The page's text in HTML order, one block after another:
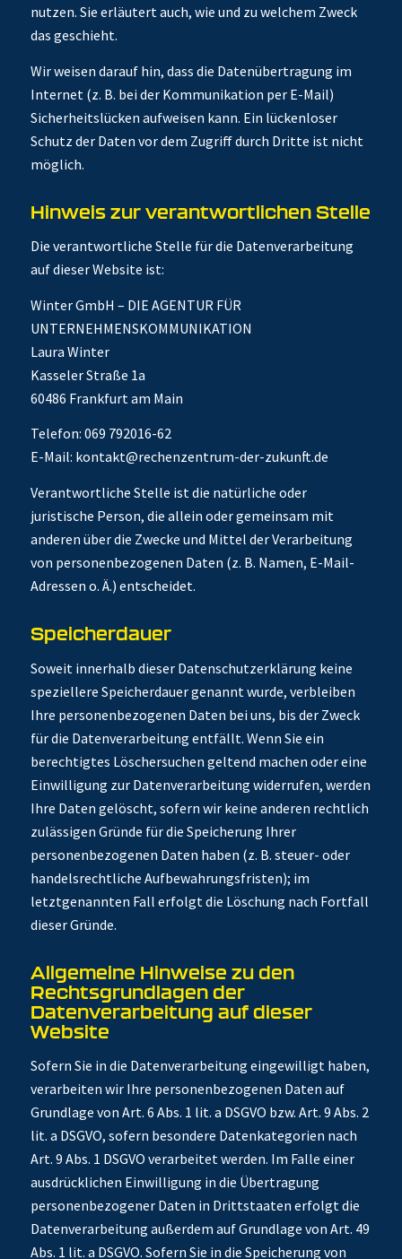
nutzen. Sie erläutert auch, wie und zu welchem Zweck
das geschieht.
Wir weisen darauf hin, dass die Datenübertragung im
Internet (z. B. bei der Kommunikation per E-Mail)
Sicherheitslücken aufweisen kann. Ein lückenloser
Schutz der Daten vor dem Zugriff durch Dritte ist nicht
möglich.
Hinweis zur verantwortlichen Stelle
Die verantwortliche Stelle für die Datenverarbeitung
auf dieser Website ist:
Winter GmbH – DIE AGENTUR FÜR
UNTERNEHMENSKOMMUNIKATION
Laura Winter
Kasseler Straße 1a
60486 Frankfurt am Main
Telefon: 069 792016-62
E-Mail: kontakt@rechenzentrum-der-zukunft.de
Verantwortliche Stelle ist die natürliche oder
juristische Person, die allein oder gemeinsam mit
anderen über die Zwecke und Mittel der Verarbeitung
von personenbezogenen Daten (z. B. Namen, E-Mail-
Adressen o. Ä.) entscheidet.
Speicherdauer
Soweit innerhalb dieser Datenschutzerklärung keine
speziellere Speicherdauer genannt wurde, verbleiben
Ihre personenbezogenen Daten bei uns, bis der Zweck
für die Datenverarbeitung entfällt. Wenn Sie ein
berechtigtes Löschersuchen geltend machen oder eine
Einwilligung zur Datenverarbeitung widerrufen, werden
Ihre Daten gelöscht, sofern wir keine anderen rechtlich
zulässigen Gründe für die Speicherung Ihrer
personenbezogenen Daten haben (z. B. steuer- oder
handelsrechtliche Aufbewahrungsfristen); im
letztgenannten Fall erfolgt die Löschung nach Fortfall
dieser Gründe.
Allgemeine Hinweise zu den
Rechtsgrundlagen der
Datenverarbeitung auf dieser
Website
Sofern Sie in die Datenverarbeitung eingewilligt haben,
verarbeiten wir Ihre personenbezogenen Daten auf
Grundlage von Art. 6 Abs. 1 lit. a DSGVO bzw. Art. 9 Abs. 2
lit. a DSGVO, sofern besondere Datenkategorien nach
Art. 9 Abs. 1 DSGVO verarbeitet werden. Im Falle einer
ausdrücklichen Einwilligung in die Übertragung
personenbezogener Daten in Drittstaaten erfolgt die
Datenverarbeitung außerdem auf Grundlage von Art. 49
Abs. 1 lit. a DSGVO. Sofern Sie in die Speicherung von